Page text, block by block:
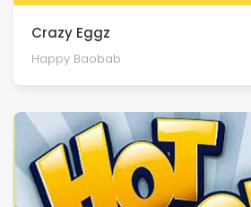
Crazy Eggz
Happy Baobab